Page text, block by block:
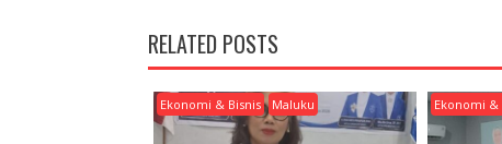
N
A
V
G
RELATED POSTS
Ekonomi & Bisnis Maluku Ekonomi &